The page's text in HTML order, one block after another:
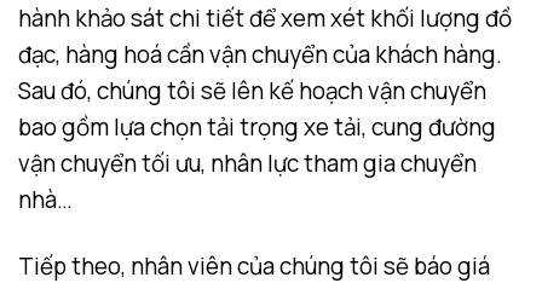
hành khảo sát chi tiết để xem xét khối lượng đồ
đạc, hàng hoá cần vận chuyển của khách hàng.
Sau đó, chúng tôi sẽ lên kế hoạch vận chuyển
bao gồm lựa chọn tải trọng xe tải, cung đường
vận chuyển tối ưu, nhân lực tham gia chuyển
nhà…
Tiếp theo, nhân viên của chúng tôi sẽ báo giá